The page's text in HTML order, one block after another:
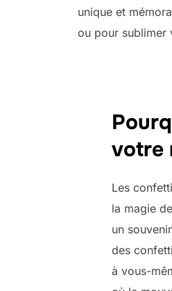
unique et
ou pour sublimer
votre
Les
la magie
un
des
à vous-